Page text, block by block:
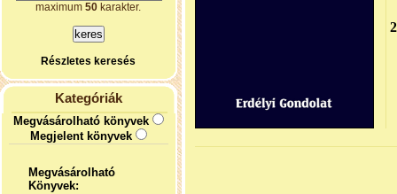
maximum50 karakter.
Részletes keresés
Kategóriák
Megvásárolható könyvek
Megjelent könyvek
Megvásárolható
Könyvek: